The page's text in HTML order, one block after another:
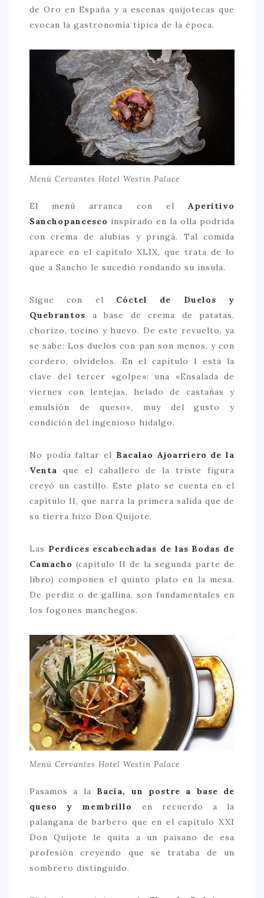
GOURMET
SELECCIONES MESADE2
POR SUS BAÑOS…
CONTACTO
de Oro en España y a escenas quijotecas que
evocan la gastronomía típica de la época.
Menú Cervantes Hotel Westin Palace
El menú arranca con el Aperitivo
Sanchopancesco inspirado en la olla podrida
con crema de alubias y pringá. Tal comida
aparece en el capítulo XLIX, que trata de lo
que a Sancho le sucedió rondando su ínsula.
Sigue con el Cóctel de Duelos y
Quebrantos a base de crema de patatas,
chorizo, tocino y huevo. De este revuelto, ya
se sabe: Los duelos con pan son menos, y con
cordero, olvídelos. En el capítulo I está la
clave del tercer «golpe»: una «Ensalada de
viernes con lentejas, helado de castañas y
emulsión de queso», muy del gusto y
condición del ingenioso hidalgo.
No podía faltar el Bacalao Ajoarriero de la
Venta que el caballero de la triste figura
creyó un castillo. Este plato se cuenta en el
capítulo II, que narra la primera salida que de
su tierra hizo Don Quijote.
Las Perdices escabechadas de las Bodas de
Camacho (capítulo II de la segunda parte de
libro) componen el quinto plato en la mesa.
De perdiz o de gallina, son fundamentales en
los fogones manchegos.
Menú Cervantes Hotel Westin Palace
Pasamos a la Bacía, un postre a base de
queso y membrillo
en recuerdo a la
palangana de barbero que en el capítulo XXI
Don Quijote le quita a un paisano de esa
profesión creyendo que se trataba de un
sombrero distinguido.